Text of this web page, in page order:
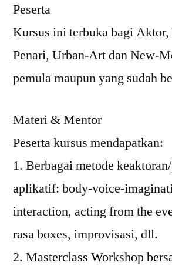
Peserta
Kursus ini terbuka bagi
Penari, Urban-Art dan New-
pemula maupun yang sudah
Materi & Mentor
Peserta kursus mendapatkan:
1. Berbagai metode
aplikatif: body-voice-
interaction, acting from the
rasa boxes, improvisasi, dll.
2. Masterclass Workshop